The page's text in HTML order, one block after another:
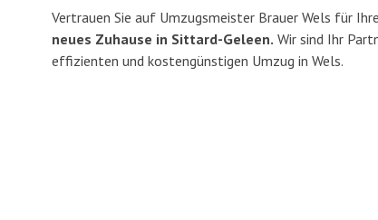
Vertrauen Sie auf Umzugsmeister Brauer Wels für
neues Zuhause in Sittard-Geleen. Wir sind Ihr
effizienten und kostengünstigen Umzug in Wels.